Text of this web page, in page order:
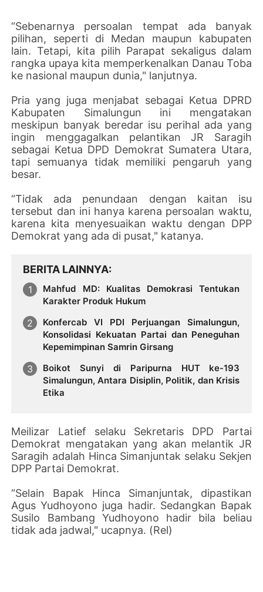
“Sebenarnya persoalan tempat ada banyak
pilihan, seperti di Medan maupun kabupaten
lain. Tetapi, kita pilih Parapat sekaligus dalam
rangka upaya kita memperkenalkan Danau Toba
ke nasional maupun dunia," lanjutnya.
Pria yang juga menjabat sebagai Ketua DPRD
Kabupaten Simalungun ini mengatakan
meskipun banyak beredar isu perihal ada yang
ingin menggagalkan pelantikan JR Saragih
sebagai Ketua DPD Demokrat Sumatera Utara,
tapi semuanya tidak memiliki pengaruh yang
besar.
“Tidak ada penundaan dengan kaitan isu
tersebut dan ini hanya karena persoalan waktu,
karena kita menyesuaikan waktu dengan DPP
Demokrat yang ada di pusat," katanya.
BERITA LAINNYA
Mahfud MD: Kualitas Demokrasi Tentukan
Karakter Produk Hukum
Konfercab VI PDI Perjuangan Simalungun,
Konsolidasi Kekuatan Partai dan Peneguhan
Kepemimpinan Samrin Girsang
Boikot Sunyi di Paripurna HUT ke-193
Simalungun, Antara Disiplin, Politik, dan Krisis
Etika
Meilizar Latief selaku Sekretaris DPD Partai
Demokrat mengatakan yang akan melantik JR
Saragih adalah Hinca Simanjuntak selaku Sekjen
DPP Partai Demokrat.
“Selain Bapak Hinca Simanjuntak, dipastikan
Agus Yudhoyono juga hadir. Sedangkan Bapak
Susilo Bambang Yudhoyono hadir bila beliau
tidak ada jadwal," ucapnya. (Rel)